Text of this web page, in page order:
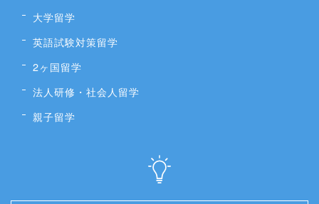
大学留学
英語試験対策留学
2ヶ国留学
法人研修・社会人留学
親子留学